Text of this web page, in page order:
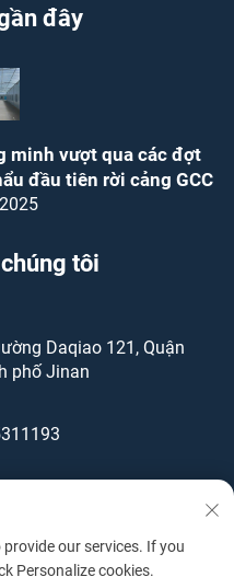
đây
minh vượt qua các đợt
đầu tiên rời cảng GCC
tôi
Daqiao 121, Quận
phố Jinan
our services. If you
Personalize cookies.